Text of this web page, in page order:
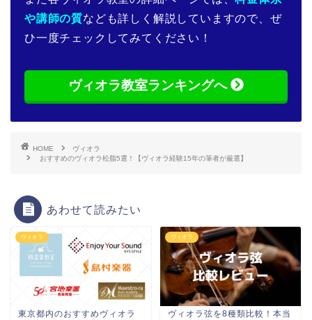
や講師の質なども詳しく解説していますので、ぜ
ひ一度チェックしてみてください！
ヴィオラ教室ランキングへ
HOME
ヴィオラ
おすすめのヴィオラ松脂5選！【ヴィオラ経験15年の筆者が厳選】
あわせて読みたい
ヴィオラ
東京都内のおすすめヴィオラ
ヴィオラ
ヴィオラ弦を8種類比較！本当